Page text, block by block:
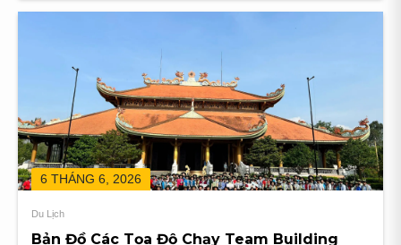
6 THÁNG 6, 2026
Du Lịch
Bản Đồ Các Tọa Độ Chạy Team Building